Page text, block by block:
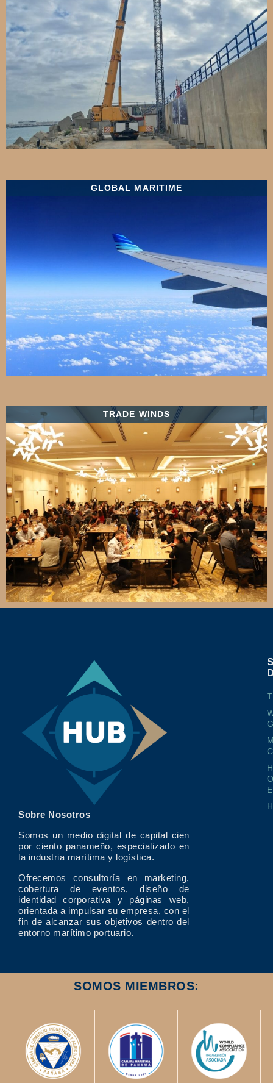
GLOBAL MARITIME
TRADE WINDS
Sobre Nosotros
Somos un medio digital de capital cien
por ciento panameño, especializado en
la industria marítima y logística.
Ofrecemos consultoría en marketing,
cobertura de eventos, diseño de
identidad corporativa y páginas web,
orientada a impulsar su empresa, con el
fin de alcanzar sus objetivos dentro del
entorno marítimo portuario.
SOMOS MIEMBROS: